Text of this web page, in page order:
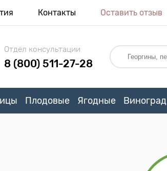
Контакты Оставить отзыв
Отдел консультации
8 (800) 511-27-28
Плодовые Ягодные Виноград